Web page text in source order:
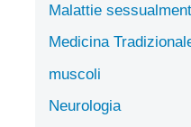
Malattie
Medicina
muscoli
Neurologia